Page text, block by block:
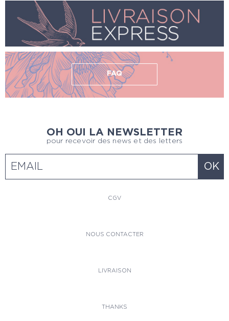
FAQ
OH OUI LA NEWSLETTER
pour recevoir des news et des letters
CGV
NOUS CONTACTER
LIVRAISON
THANKS